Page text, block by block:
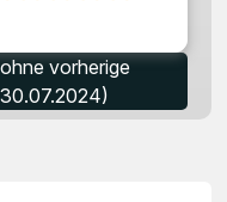
vorherige